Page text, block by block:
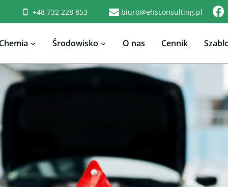
+48 732 228 853 biuro@ehsconsulting.pl
Środowisko O nas Cennik